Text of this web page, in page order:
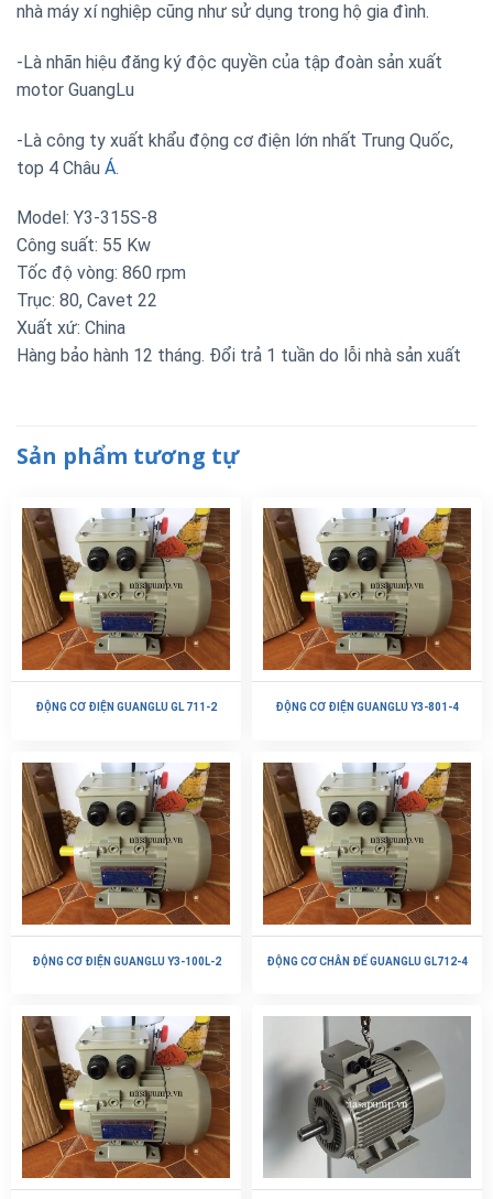
nhà máy xí nghiệp cũng như sử dụng trong hộ gia đình.
-Là nhãn hiệu đăng ký độc quyền của tập đoàn sản xuất
motor GuangLu
-Là công ty xuất khẩu động cơ điện lớn nhất Trung Quốc,
top 4 Châu Á.
Model: Y3-315S-8
Công suất: 55 Kw
Tốc độ vòng: 860 rpm
Trục: 80, Cavet 22
Xuất xứ: China
Hàng bảo hành 12 tháng. Đổi trả 1 tuần do lỗi nhà sản xuất
Sản phẩm tương tự
ĐỘNG CƠ ĐIỆN GUANGLU GL 711-2 ĐỘNG CƠ ĐIỆN GUANGLU Y3-801-4
ĐỘNG CƠ ĐIỆN GUANGLU Y3-100L-2 ĐỘNG CƠ CHÂN ĐẾ GUANGLU GL712-4